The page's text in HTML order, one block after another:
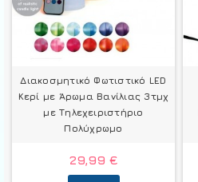
Διακοσμητικό Φωτιστικό LED
Κερί με Άρωμα Βανίλιας 3τμχ
με Τηλεχειριστήριο
Πολύχρωμο
29,99 €